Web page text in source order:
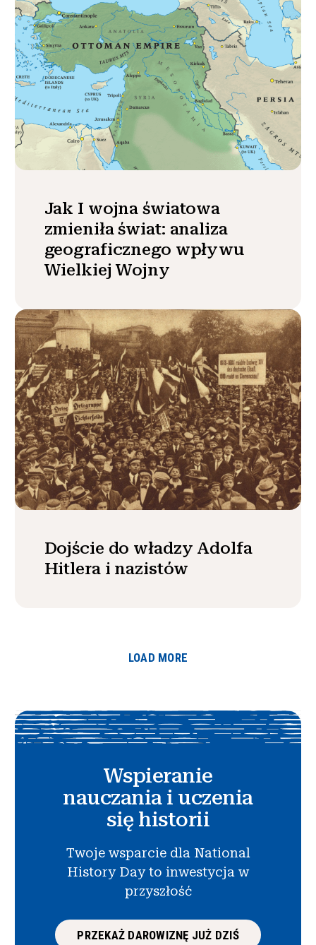
Jak I wojna światowa
zmieniła świat: analiza
geograficznego wpływu
Wielkiej Wojny
Dojście do władzy Adolfa
Hitlera i nazistów
LOAD MORE
Wspieranie
nauczania i uczenia
się historii
Twoje wsparcie dla National
History Day to inwestycja w
przyszłość
PRZEKAŻ DAROWIZNĘ JUŻ DZIŚ